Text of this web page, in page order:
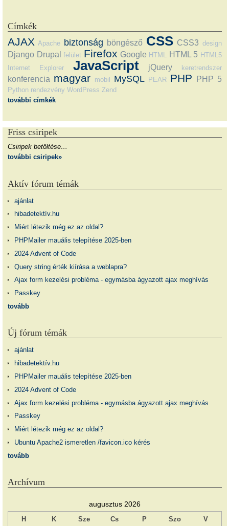
Címkék
AJAX Apache biztonság böngésző CSS CSS3 design
Django Drupal felület Firefox Google HTML HTML 5 HTML5
Internet Explorer
JavaScript jQuery keretrendszer
konferencia magyar mobil MySQL PEAR PHP PHP 5
Python rendezvény WordPress Zend
további címkék
Friss csiripek
Csiripek betöltése…
további csiripek»
Aktív fórum témák
ajánlat
hibadetektív.hu
Miért létezik még ez az oldal?
PHPMailer mauális telepítése 2025-ben
2024 Advent of Code
Query string érték kiírása a weblapra?
Ajax form kezelési probléma - egymásba ágyazott ajax meghívás
Passkey
tovább
Új fórum témák
ajánlat
hibadetektív.hu
PHPMailer mauális telepítése 2025-ben
2024 Advent of Code
Ajax form kezelési probléma - egymásba ágyazott ajax meghívás
Passkey
Miért létezik még ez az oldal?
Ubuntu Apache2 ismeretlen /favicon.ico kérés
tovább
Archívum
augusztus 2026
H K Sze Cs P Szo V